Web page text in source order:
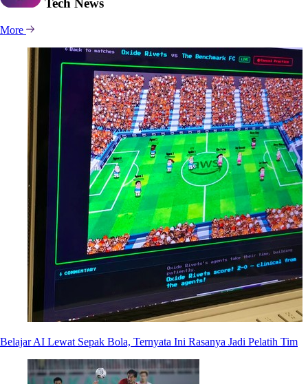
Tech News
More
Belajar AI Lewat Sepak Bola, Ternyata Ini Rasanya Jadi Pelatih Tim